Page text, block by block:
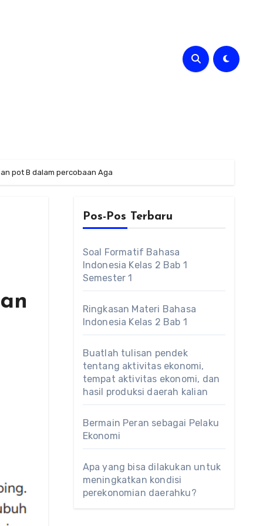
pot B dalam percobaan Aga
Pos-Pos Terbaru
Soal Formatif Bahasa
Indonesia Kelas 2 Bab 1
Semester 1
Ringkasan Materi Bahasa
Indonesia Kelas 2 Bab 1
Buatlah tulisan pendek
tentang aktivitas ekonomi,
tempat aktivitas ekonomi, dan
hasil produksi daerah kalian
Bermain Peran sebagai Pelaku
Ekonomi
Apa yang bisa dilakukan untuk
meningkatkan kondisi
perekonomian daerahku?